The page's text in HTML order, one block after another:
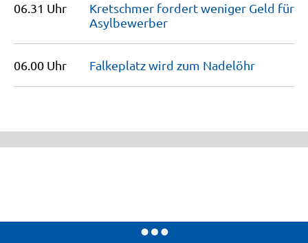
06.31 Uhr
Kretschmer fordert weniger Geld für
Asylbewerber
06.00 Uhr Falkeplatz wird zum Nadelöhr